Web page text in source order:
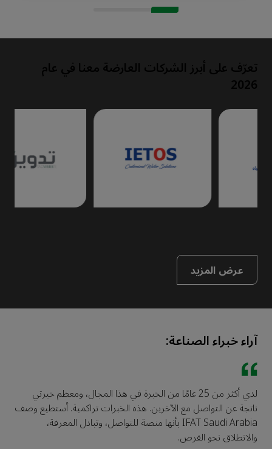
تعرّف على أبرز الشركات العارضة معنا في عام
2026
عرض المزيد
آراء خبراء الصناعة:
لدي أكثر من 25 عامًا من الخبرة في هذا المجال، ومعظم خبرتي
ناتجة عن التواصل مع الآخرين. هذه الخبرات تراكمية. أستطيع وصف
IFAT Saudi Arabia بأنها منصة للتواصل، وتبادل المعرفة،
والانطلاق نحو الفرص.